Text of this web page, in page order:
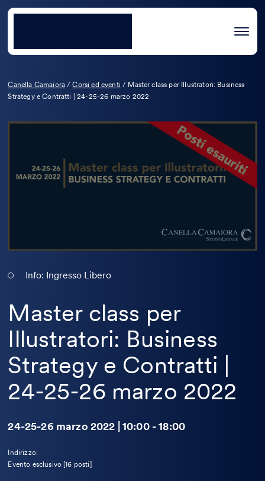
Canella Camaiora /Corsi ed eventi / Master class per Illustratori: Business
Strategy e Contratti | 24-25-26 marzo 2022
Info: Ingresso Libero
Master class per
Illustratori: Business
Strategy e Contratti |
24-25-26 marzo 2022
24-25-26 marzo 2022 | 10:00 - 18:00
Indirizzo:
Evento esclusivo [16 posti]